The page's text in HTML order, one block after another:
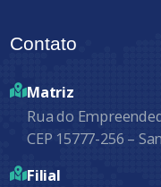
Contato
Matriz
Rua do
CEP 15777-256 –
Filial